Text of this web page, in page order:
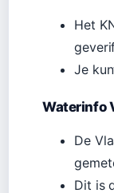
Het
Je
Waterinfo
De
Dit is